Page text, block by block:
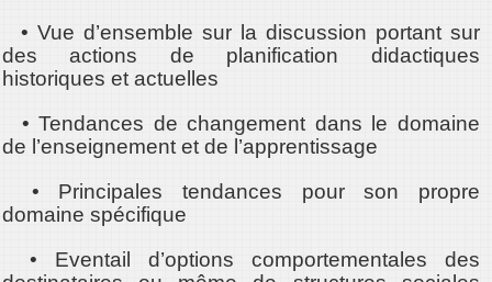
• Vue d’ensemble sur la discussion portant sur
des actions de planification didactiques
historiques et actuelles
• Tendances de changement dans le domaine
de l’enseignement et de l’apprentissage
• Principales tendances pour son propre
domaine spécifique
• Eventail d’options comportementales des